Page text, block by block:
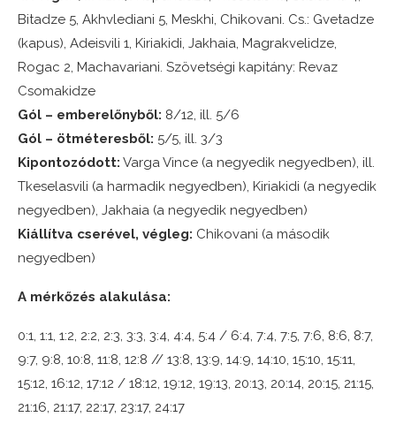
Bitadze 5, Akhvlediani 5, Meskhi, Chikovani. Cs.: Gvetadze
(kapus), Adeisvili 1, Kiriakidi, Jakhaia, Magrakvelidze,
Rogac 2, Machavariani. Szövetségi kapitány: Revaz
Csomakidze
Gól – emberelőnyből: 8/12, ill. 5/6
Gól – ötméteresből: 5/5, ill. 3/3
Kipontozódott: Varga Vince (a negyedik negyedben), ill.
Tkeselasvili (a harmadik negyedben), Kiriakidi (a negyedik
negyedben), Jakhaia (a negyedik negyedben)
Kiállítva cserével, végleg: Chikovani (a második
negyedben)
A mérkőzés alakulása:
0:1, 1:1, 1:2, 2:2, 2:3, 3:3, 3:4, 4:4, 5:4 / 6:4, 7:4, 7:5, 7:6, 8:6, 8:7,
9:7, 9:8, 10:8, 11:8, 12:8 // 13:8, 13:9, 14:9, 14:10, 15:10, 15:11,
15:12, 16:12, 17:12 / 18:12, 19:12, 19:13, 20:13, 20:14, 20:15, 21:15,
21:16, 21:17, 22:17, 23:17, 24:17